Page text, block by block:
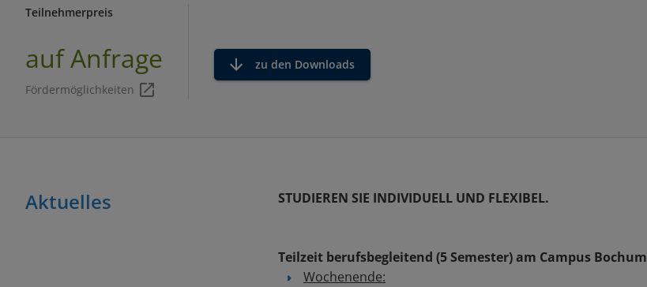
Teilnehmerpreis
auf Anfrage
Fördermöglichkeiten
zu den Downloads
Aktuelles STUDIEREN SIE INDIVIDUELL UND FLEXIBEL.
Teilzeit berufsbegleitend (5 Semester) am Campus Bochum
Wochenende: